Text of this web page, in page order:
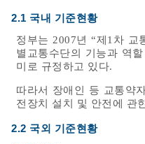
2.1 국내 기준현황
정부는 2007년 “제1차 교
별교통수단의 기능과 역
미로 규정하고 있다.
따라서 장애인 등 교통약
전장치 설치 및 안전에 관
2.2 국외 기준현황